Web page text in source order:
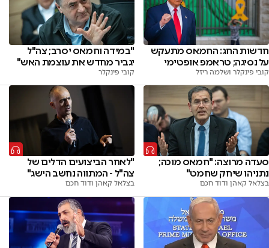
חדשות החג: החמאס מתעקש
על נסיגה; טראמפ אופטימי
קובי פינקלר ושלמה ריזל
"במידה וחמאס יסרב; צה"ל
יגביר מחדש את עוצמת האש"
קובי פינקלר
סעדה מרוצה: "חמאס מוכה;
נתניהו שיחק שחמט"
בצלאל קאהן ודוד חכם
"לאחר הביצועים הדלים של
צה"ל - המתווה נחשב הישג"
בצלאל קאהן ודוד חכם